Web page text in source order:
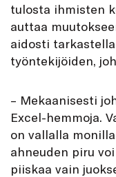
tulosta ihmisten
auttaa
aidosti
työntekijöiden,
– Mekaanisesti
Excel-hemmoja.
on vallalla
ahneuden piru
piiskaa vain